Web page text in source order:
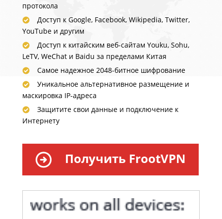
протокола
Доступ к Google, Facebook, Wikipedia, Twitter,
YouTube и другим
Доступ к китайским веб-сайтам Youku, Sohu,
LeTV, WeChat и Baidu за пределами Китая
Самое надежное 2048-битное шифрование
Уникальное альтернативное размещение и
маскировка IP-адреса
Защитите свои данные и подключение к
Интернету
Получить FrootVPN